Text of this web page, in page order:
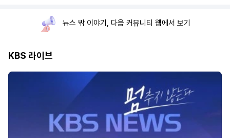
뉴스 밖 이야기, 다음 커뮤니티 웹에서 보기
KBS 라이브